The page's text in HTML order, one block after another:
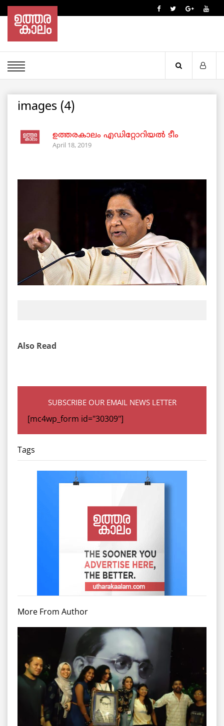
images (4)
ഉത്തരകാലം എഡിറ്റോറിയല്‍ ടീം
April 18, 2019
Also Read
SUBSCRIBE OUR EMAIL NEWS LETTER
[mc4wp_form id="30309"]
Tags
More From Author